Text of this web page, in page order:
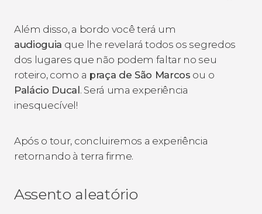
Além disso, a bordo você terá um
audioguia que lhe revelará todos os segredos
dos lugares que não podem faltar no seu
roteiro, como a praça de São Marcos ou o
Palácio Ducal. Será uma experiência
inesquecível!
Após o tour, concluiremos a experiência
retornando à terra firme.
Assento aleatório